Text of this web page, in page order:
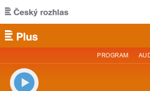
Přejít k hlavnímu obsahu
PROGRAM